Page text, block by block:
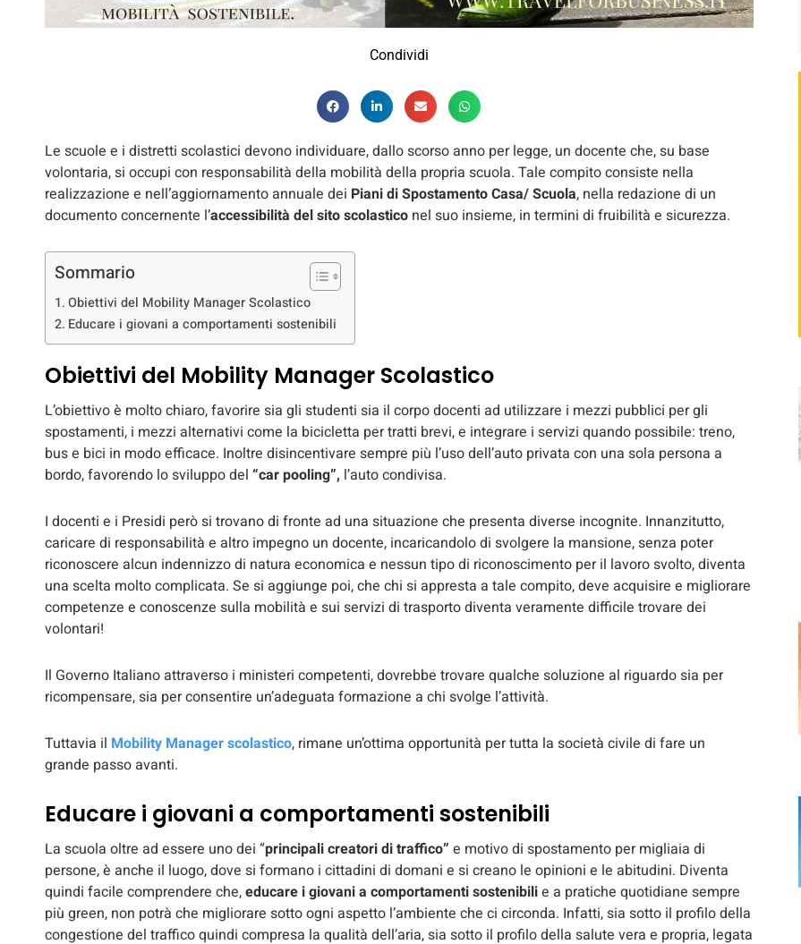
Condividi
Le scuole e i distretti scolastici devono individuare, dallo scorso anno per legge, un docente che, su base
volontaria, si occupi con responsabilità della mobilità della propria scuola. Tale compito consiste nella
realizzazione e nell’aggiornamento annuale dei Piani di Spostamento Casa/ Scuola, nella redazione di un
documento concernente l’accessibilità del sito scolastico nel suo insieme, in termini di fruibilità e sicurezza.
Sommario
Obiettivi del Mobility Manager Scolastico
Educare i giovani a comportamenti sostenibili
Obiettivi del Mobility Manager Scolastico
L’obiettivo è molto chiaro, favorire sia gli studenti sia il corpo docenti ad utilizzare i mezzi pubblici per gli
spostamenti, i mezzi alternativi come la bicicletta per tratti brevi, e integrare i servizi quando possibile: treno,
bus e bici in modo efficace. Inoltre disincentivare sempre più l’uso dell’auto privata con una sola persona a
bordo, favorendo lo sviluppo del “car pooling”, l’auto condivisa.
I docenti e i Presidi però si trovano di fronte ad una situazione che presenta diverse incognite. Innanzitutto,
caricare di responsabilità e altro impegno un docente, incaricandolo di svolgere la mansione, senza poter
riconoscere alcun indennizzo di natura economica e nessun tipo di riconoscimento per il lavoro svolto, diventa
una scelta molto complicata. Se si aggiunge poi, che chi si appresta a tale compito, deve acquisire e migliorare
competenze e conoscenze sulla mobilità e sui servizi di trasporto diventa veramente difficile trovare dei
volontari!
Il Governo Italiano attraverso i ministeri competenti, dovrebbe trovare qualche soluzione al riguardo sia per
ricompensare, sia per consentire un’adeguata formazione a chi svolge l’attività.
Tuttavia il Mobility Manager scolastico, rimane un’ottima opportunità per tutta la società civile di fare un
grande passo avanti.
Educare i giovani a comportamenti sostenibili
La scuola oltre ad essere uno dei “principali creatori di traffico” e motivo di spostamento per migliaia di
persone, è anche il luogo, dove si formano i cittadini di domani e si creano le opinioni e le abitudini. Diventa
quindi facile comprendere che,educare i giovani a comportamenti sostenibilie a pratiche quotidiane sempre
più green, non potrà che migliorare sotto ogni aspetto l’ambiente che ci circonda. Infatti, sia sotto il profilo della
congestione del traffico quindi compresa la qualità dell’aria, sia sotto il profilo della salute vera e propria, legata